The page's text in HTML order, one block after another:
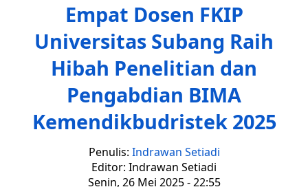
Empat Dosen FKIP
Universitas Subang Raih
Hibah Penelitian dan
Pengabdian BIMA
Kemendikbudristek 2025
Penulis: Indrawan Setiadi
Editor: Indrawan Setiadi
Senin, 26 Mei 2025 - 22:55